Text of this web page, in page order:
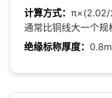
计算方式： π×(2.02/
通常比铜线大一个规
绝缘标称厚度：